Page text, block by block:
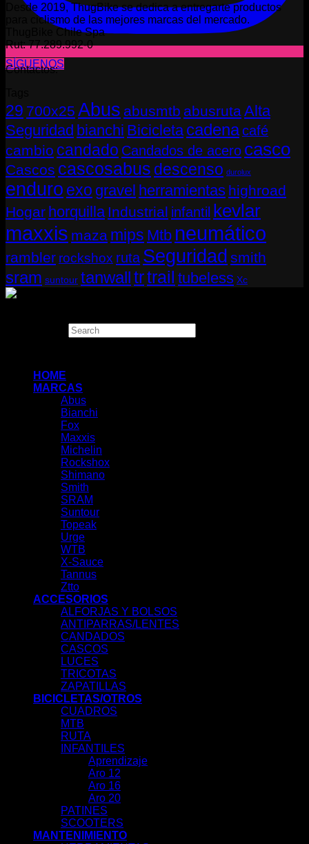
SÍGUENOS
Desde 2019, ThugBike se dedica a entregarte productos
para ciclismo de las mejores marcas del mercado.
ThugBike Chile Spa
Rut: 77.289.992-0
Contactos:
29 700x25 Abus abusmtb abusrutaAlta
Seguridad bianchi Bicicleta cadenacafé
cambio candado Candados de acero casco
Cascos cascosabus descenso durolux
enduro exo gravel herramientas highroad
Hogar horquilla Industrial infantil kevlar
maxxis maza mips Mtb neumático
rambler rockshox ruta Seguridad smith
sram suntour tanwalltrtrail tubeless Xc
HOME
MARCAS
Abus
Bianchi
Fox
Maxxis
Michelin
Rockshox
Shimano
Smith
SRAM
Suntour
Topeak
Urge
WTB
X-Sauce
Tannus
Ztto
ACCESORIOS
ALFORJAS Y BOLSOS
ANTIPARRAS/LENTES
CANDADOS
CASCOS
LUCES
TRICOTAS
ZAPATILLAS
BICICLETAS/OTROS
CUADROS
MTB
RUTA
INFANTILES
Aprendizaje
Aro 12
Aro 16
Aro 20
PATINES
SCOOTERS
MANTENIMIENTO